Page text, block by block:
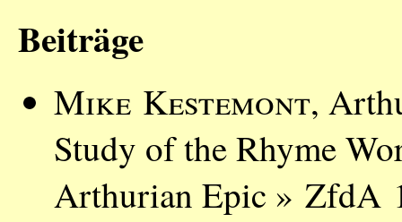
Beiträge
Mike Kestemont,
Study of the Rhyme
Arthurian Epic » ZfdA